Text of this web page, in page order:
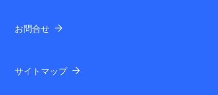
お問合せ
サイトマップ